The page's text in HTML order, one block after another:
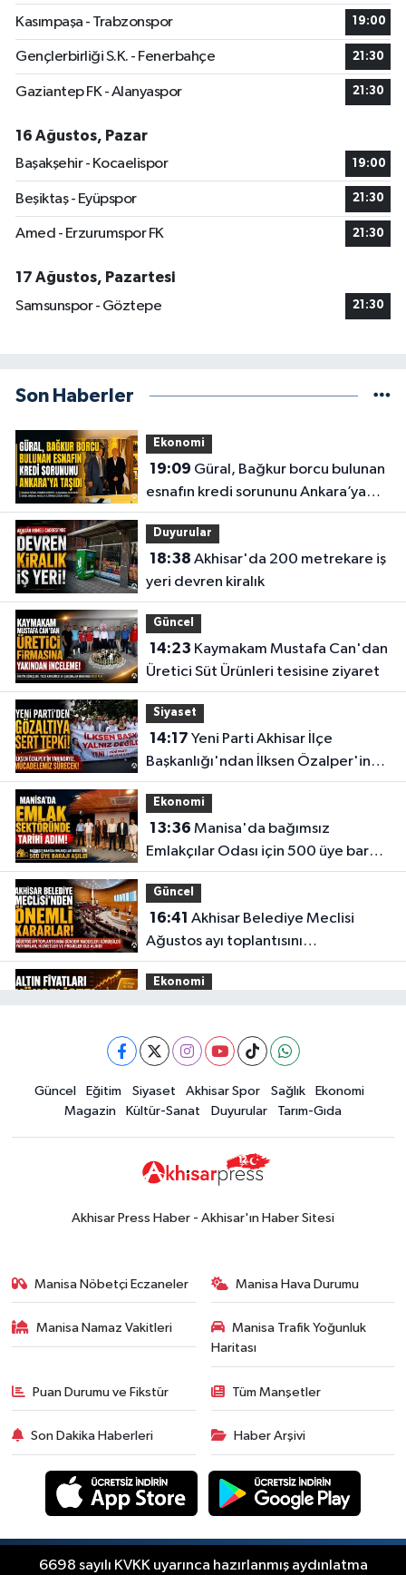
Kasımpaşa - Trabzonspor 19:00
Gençlerbirliği S.K. - Fenerbahçe 21:30
Gaziantep FK - Alanyaspor 21:30
16 Ağustos, Pazar
Başakşehir - Kocaelispor
19:00
Beşiktaş - Eyüpspor 21:30
Amed - Erzurumspor FK 21:30
17 Ağustos, Pazartesi
Samsunspor - Göztepe
21:30
Son Haberler
Ekonomi
19:09
esnafın kredi sorununu Ankara’ya
taşıdı
Duyurular
18:38
yeri devren kiralık
Güncel
14:23
Üretici Süt Ürünleri tesisine ziyaret
Siyaset
14:17
Başkanlığı'ndan İlksen Özalper'in
gözaltına alınmasına tepki
Ekonomi
13:36
Emlakçılar Odası için 500 üye barajı
aşıldı
Güncel
16:41
Ağustos ayı toplantısını
gerçekleştirdi
Ekonomi
15:02Akhisar'da sıcak hava etkisini
sürdürüyor! İşte 5 günlük hava
Güncel
14:53
yükselişle başladı! İşte 3 Ağustos
14:40
Markası: Halktan
Çanakkale'nin tarihini yerinde
yaşadı
Yerel Haber
19:00Kadın ve Çocuk Giyimde Yeni
Dönem: Minik Terzi’den Anne-
Çocuk Stilini Tamamlayan
Güncel
18:57Akhisar'da Atatürk
Mahallesi'nde yine 6 saatlik elektrik
Güncel Eğitim Siyaset Akhisar Spor Sağlık
Ekonomi
Magazin
Kültür-Sanat Duyurular Tarım-Gıda
Akhisar Press Haber - Akhisar'ın Haber Sitesi
Manisa Nöbetçi Eczaneler Manisa Hava Durumu
Manisa Namaz Vakitleri
Manisa Trafik Yoğunluk
Haritası
Puan Durumu ve Fikstür Tüm Manşetler
Son Dakika Haberleri Haber Arşivi
Copyright © Akhisar Press Haber 2012-2026 Her
6698 sayılı KVKK uyarınca hazırlanmış aydınlatma